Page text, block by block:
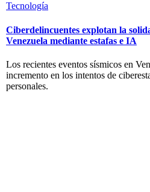
Tecnología
Ciberdelincuentes explotan la
Venezuela mediante estafas e IA
Los recientes eventos sísmicos en
incremento en los intentos de
personales.